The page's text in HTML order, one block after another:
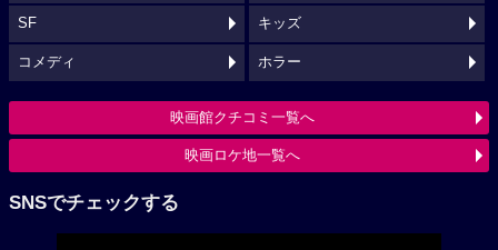
SF キッズ
コメディ ホラー
映画館クチコミ一覧へ
映画ロケ地一覧へ
SNSでチェックする